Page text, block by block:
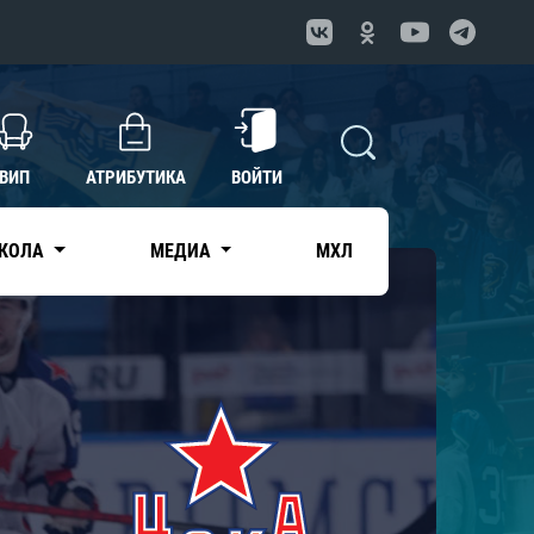
ВИП АТРИБУТИКА ВОЙТИ
МЕДИА МХЛ